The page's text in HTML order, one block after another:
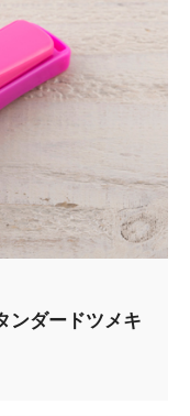
ンダードツメキ